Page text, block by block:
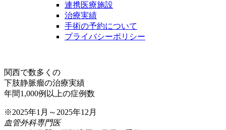
連携医療施設
治療実績
手術の予約について
プライバシーポリシー
関西で数多くの
下肢静脈瘤の治療実績
年間1,000例以上の症例数
※2025年1月～2025年12月
血管外科専門医